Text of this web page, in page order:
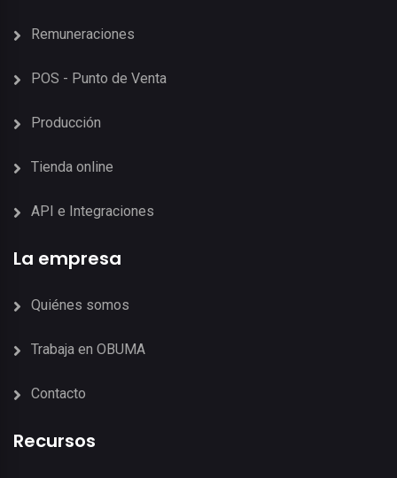
Remuneraciones
POS - Punto de Venta
Producción
Tienda online
API e Integraciones
La empresa
Quiénes somos
Trabaja en OBUMA
Contacto
Recursos